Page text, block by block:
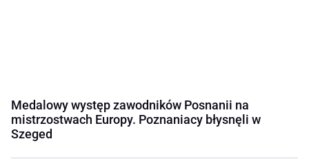
Medalowy występ zawodników Posnanii na
mistrzostwach Europy. Poznaniacy błysnęli w
Szeged